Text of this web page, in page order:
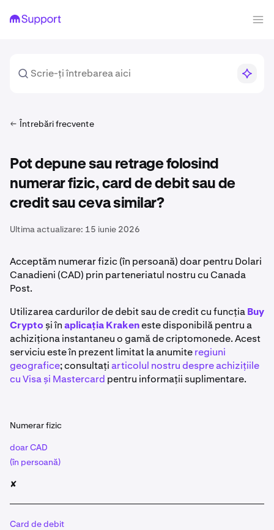
Întrebări frecvente
Pot depune sau retrage folosind
numerar fizic, card de debit sau de
credit sau ceva similar?
Ultima actualizare: 15 iunie 2026
Acceptăm numerar fizic (în persoană) doar pentru Dolari
Canadieni (CAD) prin parteneriatul nostru cu Canada
Post.
Utilizarea cardurilor de debit sau de credit cu funcțiaBuy
Crypto și înaplicația Krakeneste disponibilă pentru a
achiziționa instantaneu o gamă de criptomonede. Acest
serviciu este în prezent limitat la anumiteregiuni
geografice; consultațiarticolul nostru despre achizițiile
cu Visa și Mastercard pentru informații suplimentare.
Numerar fizic
doar CAD
(în persoană)
✘
Card de debit